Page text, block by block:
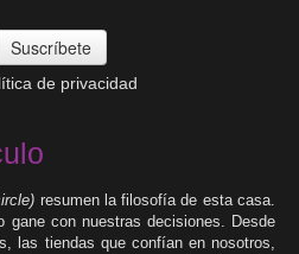
Suscríbete
de privacidad
resumen la filosofía de esta casa.
gane con nuestras decisiones. Desde
las tiendas que confían en nosotros,